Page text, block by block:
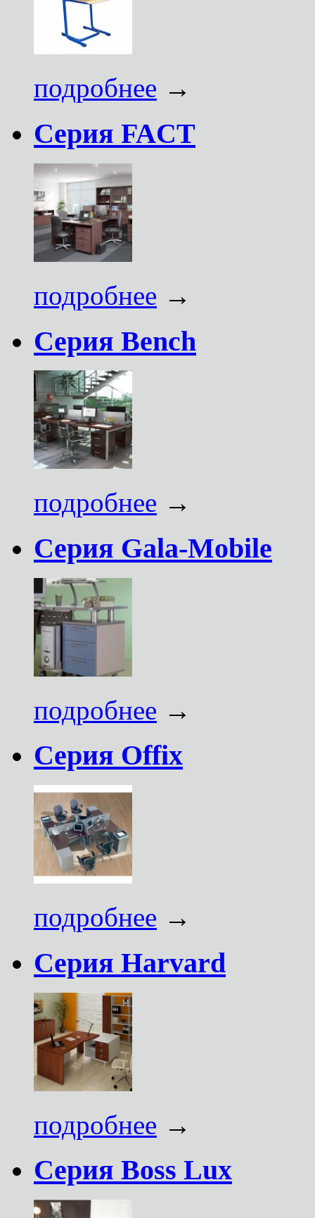
подробнее →
Серия FACT
подробнее →
Серия Bench
подробнее →
Серия Gala-Mobile
подробнее →
Серия Offix
подробнее →
Серия Harvard
подробнее →
Серия Boss Lux